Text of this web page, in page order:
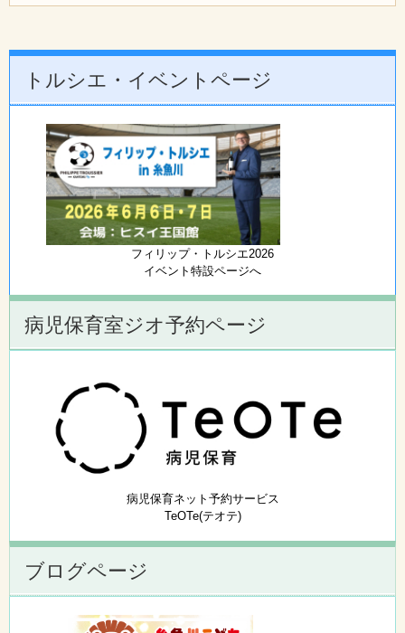
トルシエ・イベントページ
フィリップ・トルシエ2026
イベント特設ページへ
病児保育室ジオ予約ページ
病児保育ネット予約サービス
TeOTe(テオテ)
ブログページ